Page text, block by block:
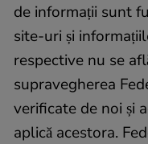
de informații sunt
site-uri și
respective nu se
supravegherea
verificate de noi și
aplică acestora.